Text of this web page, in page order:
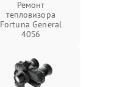
Ремонт
тепловизора
Fortuna General
40S6